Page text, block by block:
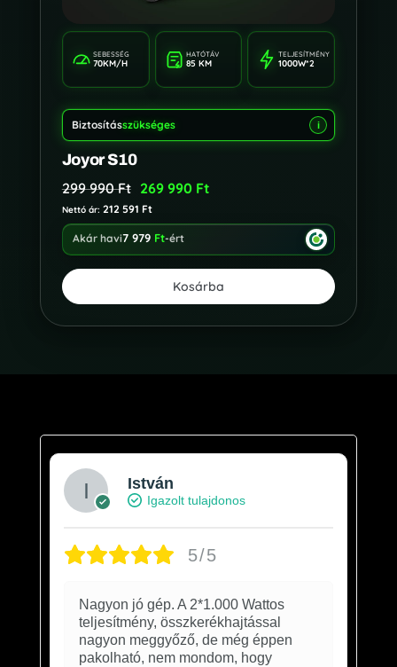
SEBESSÉG
70KM/H
HATÓTÁV
85 KM
TELJESÍTMÉNY
1000W*2
Biztosításszükséges i
Joyor S10
299 990Ft 269 990 Ft
Nettó ár: 212 591 Ft
Akár havi7 979 Ft-ért
Kosárba
István
Igazolt tulajdonos
5/5
Nagyon jó gép. A 2*1.000 Wattos
teljesítmény, összkerékhajtással
nagyon meggyőző, de még éppen
pakolható, nem mondom, hogy